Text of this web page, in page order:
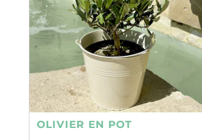
OLIVIER EN POT